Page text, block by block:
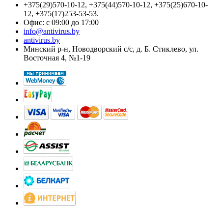
+375(29)570-10-12, +375(44)570-10-12, +375(25)670-10-
12, +375(17)253-53-53.
Офис: с 09:00 до 17:00
info@antivirus.by
antivirus.by
Минский р-н, Новодворский с/с, д. Б. Стиклево, ул.
Восточная 4, №1-19